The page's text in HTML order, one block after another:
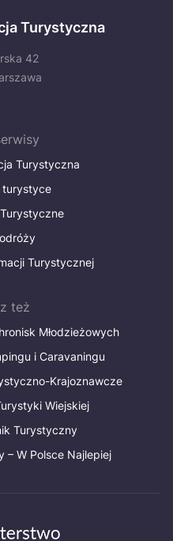
Turystyczna
42
Turystyczna
turystyce
Turystycznej
też
Młodzieżowych
i Caravaningu
Krajoznawcze
Wiejskiej
Turystyczny
– W Polsce Najlepiej